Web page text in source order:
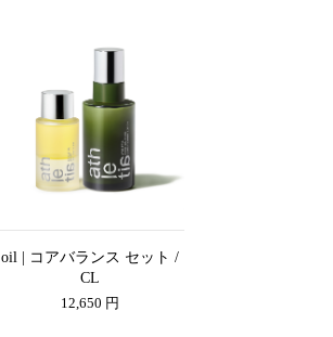
oil | コアバランス セット /
CL
12,650 円